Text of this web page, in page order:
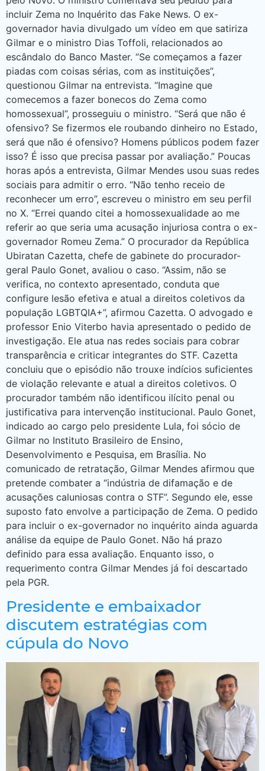
incluir Zema no Inquérito das Fake News. O ex-
governador havia divulgado um vídeo em que satiriza
Gilmar e o ministro Dias Toffoli, relacionados ao
escândalo do Banco Master. “Se começamos a fazer
piadas com coisas sérias, com as instituições”,
questionou Gilmar na entrevista. “Imagine que
comecemos a fazer bonecos do Zema como
homossexual”, prosseguiu o ministro. “Será que não é
ofensivo? Se fizermos ele roubando dinheiro no Estado,
será que não é ofensivo? Homens públicos podem fazer
isso? É isso que precisa passar por avaliação.” Poucas
horas após a entrevista, Gilmar Mendes usou suas redes
sociais para admitir o erro. “Não tenho receio de
reconhecer um erro”, escreveu o ministro em seu perfil
no X. “Errei quando citei a homossexualidade ao me
referir ao que seria uma acusação injuriosa contra o ex-
governador Romeu Zema.” O procurador da República
Ubiratan Cazetta, chefe de gabinete do procurador-
geral Paulo Gonet, avaliou o caso. “Assim, não se
verifica, no contexto apresentado, conduta que
configure lesão efetiva e atual a direitos coletivos da
população LGBTQIA+”, afirmou Cazetta. O advogado e
professor Enio Viterbo havia apresentado o pedido de
investigação. Ele atua nas redes sociais para cobrar
transparência e criticar integrantes do STF. Cazetta
concluiu que o episódio não trouxe indícios suficientes
de violação relevante e atual a direitos coletivos. O
procurador também não identificou ilícito penal ou
justificativa para intervenção institucional. Paulo Gonet,
indicado ao cargo pelo presidente Lula, foi sócio de
Gilmar no Instituto Brasileiro de Ensino,
Desenvolvimento e Pesquisa, em Brasília. No
comunicado de retratação, Gilmar Mendes afirmou que
pretende combater a “indústria de difamação e de
acusações caluniosas contra o STF”. Segundo ele, esse
suposto fato envolve a participação de Zema. O pedido
para incluir o ex-governador no inquérito ainda aguarda
análise da equipe de Paulo Gonet. Não há prazo
definido para essa avaliação. Enquanto isso, o
requerimento contra Gilmar Mendes já foi descartado
pela PGR.
Presidente e embaixador
discutem estratégias com
cúpula do Novo